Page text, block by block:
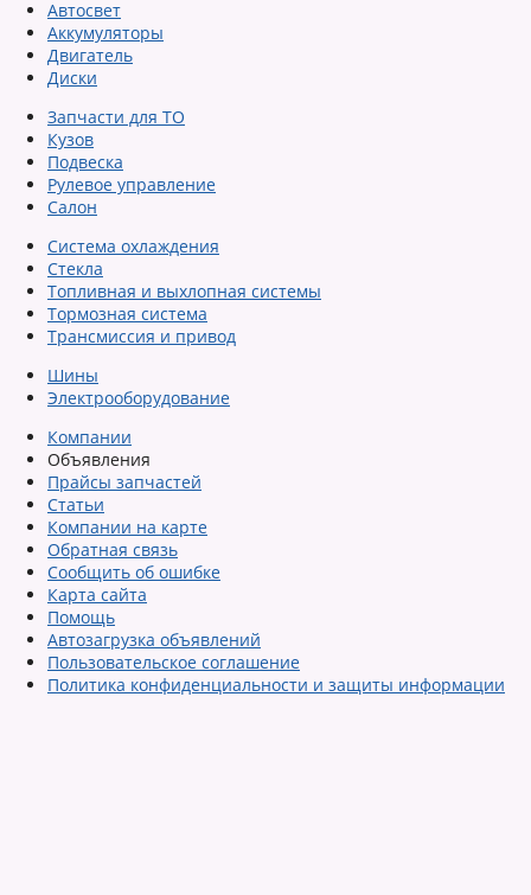
Автосвет
Аккумуляторы
Двигатель
Диски
Запчасти для ТО
Кузов
Подвеска
Рулевое управление
Салон
Система охлаждения
Стекла
Топливная и выхлопная системы
Тормозная система
Трансмиссия и привод
Шины
Электрооборудование
Компании
Объявления
Прайсы запчастей
Статьи
Компании на карте
Обратная связь
Сообщить об ошибке
Карта сайта
Помощь
Автозагрузка объявлений
Пользовательское соглашение
Политика конфиденциальности и защиты информации